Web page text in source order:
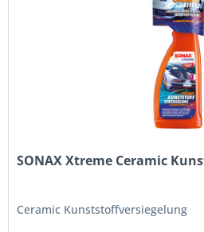
SONAX Xtreme Ceramic
Ceramic Kunststoffversiegelung